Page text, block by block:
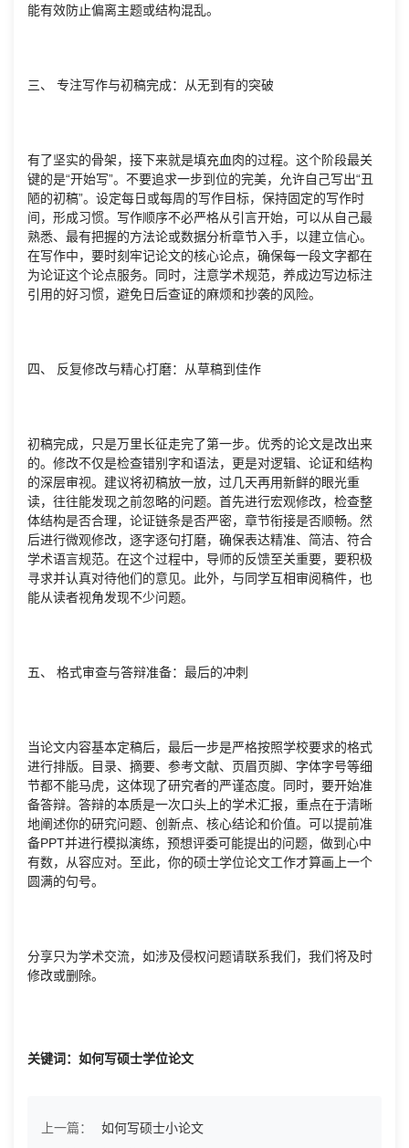
能有效防止偏离主题或结构混乱。
三、 专注写作与初稿完成：从无到有的突破
有了坚实的骨架，接下来就是填充血肉的过程。这个阶段最关
键的是“开始写”。不要追求一步到位的完美，允许自己写出“丑
陋的初稿”。设定每日或每周的写作目标，保持固定的写作时
间，形成习惯。写作顺序不必严格从引言开始，可以从自己最
熟悉、最有把握的方法论或数据分析章节入手，以建立信心。
在写作中，要时刻牢记论文的核心论点，确保每一段文字都在
为论证这个论点服务。同时，注意学术规范，养成边写边标注
引用的好习惯，避免日后查证的麻烦和抄袭的风险。
四、 反复修改与精心打磨：从草稿到佳作
初稿完成，只是万里长征走完了第一步。优秀的论文是改出来
的。修改不仅是检查错别字和语法，更是对逻辑、论证和结构
的深层审视。建议将初稿放一放，过几天再用新鲜的眼光重
读，往往能发现之前忽略的问题。首先进行宏观修改，检查整
体结构是否合理，论证链条是否严密，章节衔接是否顺畅。然
后进行微观修改，逐字逐句打磨，确保表达精准、简洁、符合
学术语言规范。在这个过程中，导师的反馈至关重要，要积极
寻求并认真对待他们的意见。此外，与同学互相审阅稿件，也
能从读者视角发现不少问题。
五、 格式审查与答辩准备：最后的冲刺
当论文内容基本定稿后，最后一步是严格按照学校要求的格式
进行排版。目录、摘要、参考文献、页眉页脚、字体字号等细
节都不能马虎，这体现了研究者的严谨态度。同时，要开始准
备答辩。答辩的本质是一次口头上的学术汇报，重点在于清晰
地阐述你的研究问题、创新点、核心结论和价值。可以提前准
备PPT并进行模拟演练，预想评委可能提出的问题，做到心中
有数，从容应对。至此，你的硕士学位论文工作才算画上一个
圆满的句号。
分享只为学术交流，如涉及侵权问题请联系我们，我们将及时
修改或删除。
关键词：如何写硕士学位论文
上一篇：
如何写硕士小论文